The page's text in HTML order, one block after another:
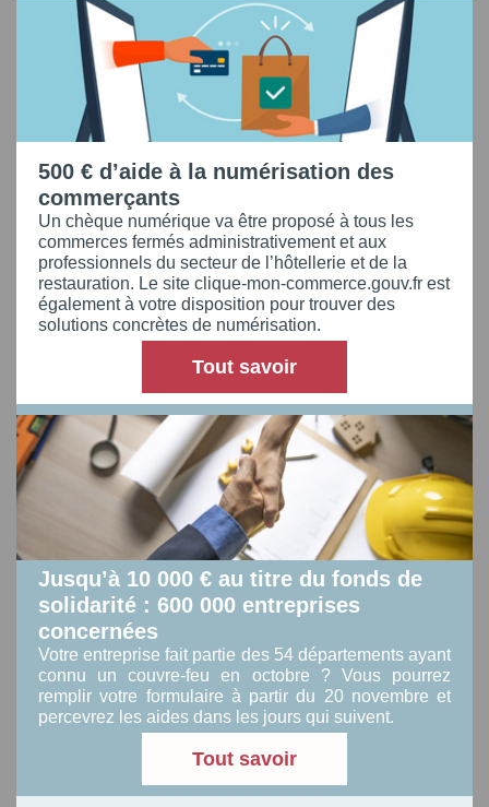
500 € d’aide à la numérisation des
commerçants
Un chèque numérique va être proposé à tous les
commerces fermés administrativement et aux
professionnels du secteur de l’hôtellerie et de la
restauration. Le site clique-mon-commerce.gouv.fr est
également à votre disposition pour trouver des
solutions concrètes de numérisation.
Tout savoir
Jusqu’à 10 000 € au titre du fonds de
solidarité : 600 000 entreprises
concernées
Votre entreprise fait partie des 54 départements ayant
connu un couvre-feu en octobre ? Vous pourrez
remplir votre formulaire à partir du 20 novembre et
percevrez les aides dans les jours qui suivent.
Tout savoir